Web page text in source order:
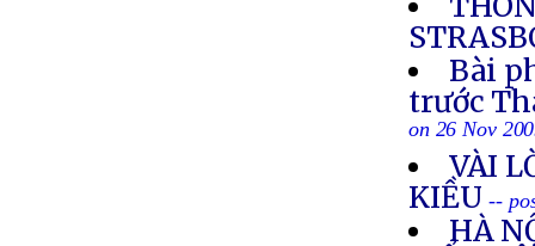
Bài
trước
on 26 Nov
VÀI
KIỀU--
HÀ